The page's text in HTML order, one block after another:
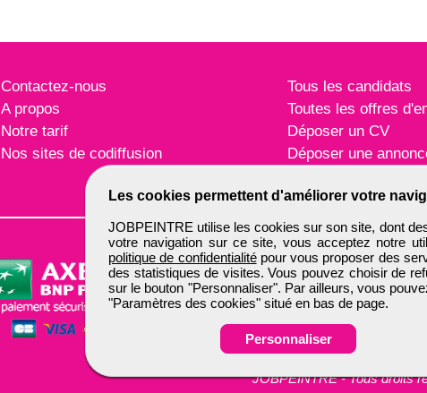
Les cookies permettent d'améliorer votre
JOBPEINTRE utilise les cookies sur son site, dont
votre navigation sur ce site, vous acceptez notre
politique de confidentialitépour vous proposer des
des statistiques de visites. Vous pouvez choisir de
sur le bouton "Personnaliser". Par ailleurs, vous
"Paramètres des cookies" situé en bas de page.
Personnaliser
Contactez-nous
A propos
Notre tarif
Nos sites de codiffusion
Tous les candidats
Toutes les offres
Déposer un CV
Déposer une
JOBPEINTRE -Tous droits